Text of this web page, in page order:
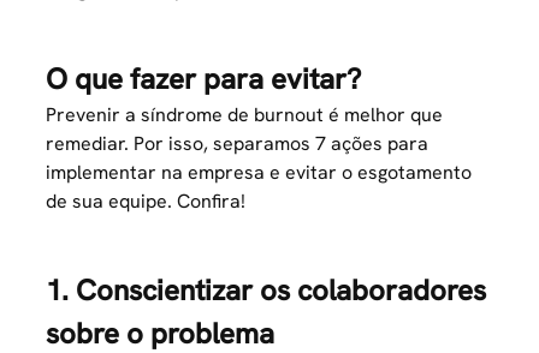
O que fazer para evitar?
Prevenir a síndrome de burnout é melhor que
remediar. Por isso, separamos 7 ações para
implementar na empresa e evitar o esgotamento
de sua equipe. Confira!
1. Conscientizar os colaboradores
sobre o problema